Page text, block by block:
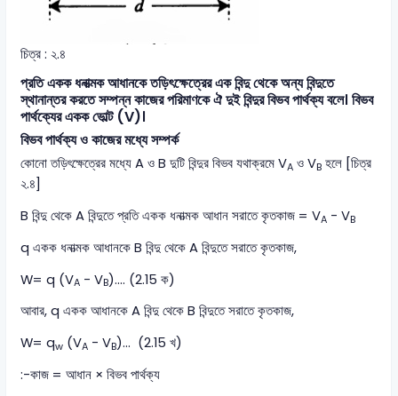
চিত্র : ২.৪
প্রতি একক ধনাত্মক আধানকে তড়িৎক্ষেত্রের এক বিন্দু থেকে অন্য বিন্দুতে
স্থানান্তর করতে সম্পন্ন কাজের পরিমাণকে ঐ দুই বিন্দুর বিভব পার্থক্য বলে। বিভব
পার্থক্যের একক ভোল্ট (V)।
বিভব পার্থক্য ও কাজের মধ্যে সম্পর্ক
কোনো তড়িৎক্ষেত্রের মধ্যে A ও B দুটি বিন্দুর বিভব যথাক্রমে VA ও VB হলে [চিত্র
২.৪]
B বিন্দু থেকে A বিন্দুতে প্রতি একক ধনাত্মক আধান সরাতে কৃতকাজ = VA - VB
q একক ধনাত্মক আধানকে B বিন্দু থেকে A বিন্দুতে সরাতে কৃতকাজ,
W= q (VA - VB)…. (2.15 ক)
আবার, q একক আধানকে A বিন্দু থেকে B বিন্দুতে সরাতে কৃতকাজ,
W= qw (VA - VB)... (2.15 খ)
:-কাজ = আধান × বিভব পার্থক্য